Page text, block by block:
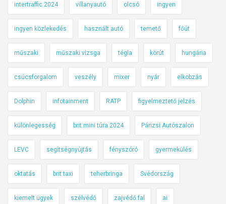
intertraffic 2024 villanyautó olcsó ingyen
ingyen közlekedés használt autó temető főút
műszaki műszaki vizsga tégla körút hungária
csúcsforgalom veszély mixer nyár elkobzás
Dolphin infotainment RATP figyelmeztető jelzés
különlegesség brit mini túra 2024 Párizsi Autószalon
LEVC segítségnyújtás fényszóró gyermekülés
oktatás brit taxi teherbringa Svédország
kiemelt ügyek szélvédő zajvédő fal ai